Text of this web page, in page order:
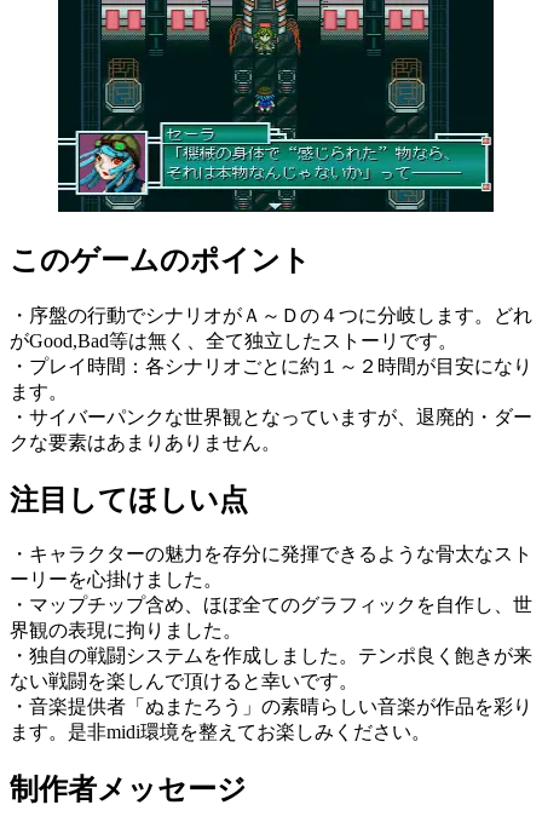
このゲームのポイント
・序盤の行動でシナリオがＡ～Ｄの４つに分岐します。どれ
がGood,Bad等は無く、全て独立したストーリです。
・プレイ時間：各シナリオごとに約１～２時間が目安になり
ます。
・サイバーパンクな世界観となっていますが、退廃的・ダー
クな要素はあまりありません。
注目してほしい点
・キャラクターの魅力を存分に発揮できるような骨太なスト
ーリーを心掛けました。
・マップチップ含め、ほぼ全てのグラフィックを自作し、世
界観の表現に拘りました。
・独自の戦闘システムを作成しました。テンポ良く飽きが来
ない戦闘を楽しんで頂けると幸いです。
・音楽提供者「ぬまたろう」の素晴らしい音楽が作品を彩り
ます。是非midi環境を整えてお楽しみください。
制作者メッセージ